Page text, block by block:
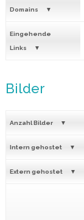
Domains
Eingehende
Links
Bilder
Anzahl Bilder
Intern gehostet
Extern gehostet